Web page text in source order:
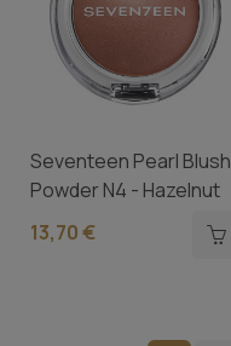
Seventeen Pearl Blush
Powder N4 - Hazelnut
13,70 €